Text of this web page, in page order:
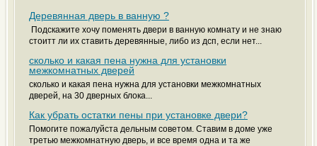
Деревянная дверь в ванную ?
Подскажите хочу поменять двери в ванную комнату и не знаю
стоитт ли их ставить деревянные, либо из дсп, если нет...
сколько и какая пена нужна для установки
межкомнатных дверей
сколько и какая пена нужна для установки межкомнатных
дверей, на 30 дверных блока...
Как убрать остатки пены при установке двери?
Помогите пожалуйста дельным советом. Ставим в доме уже
третью межкомнатную дверь, и все время одна и та же